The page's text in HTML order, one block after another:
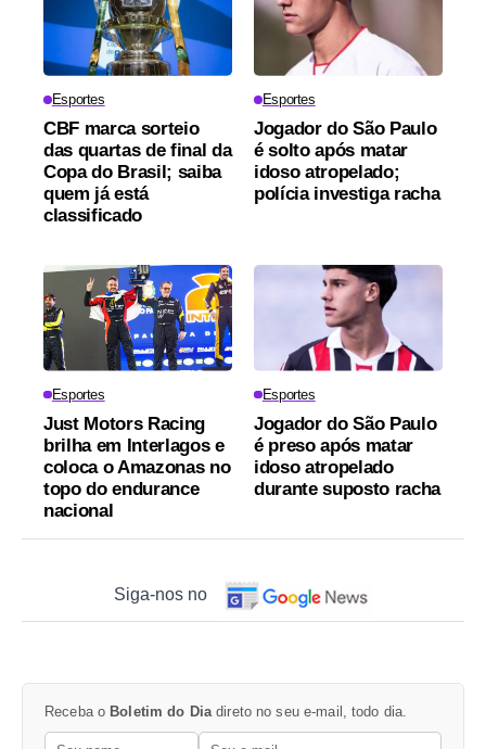
Esportes
CBF marca sorteio
das quartas de final da
Copa do Brasil; saiba
quem já está
classificado
Esportes
Jogador do São Paulo
é solto após matar
idoso atropelado;
polícia investiga racha
Esportes
Just Motors Racing
brilha em Interlagos e
coloca o Amazonas no
topo do endurance
nacional
Esportes
Jogador do São Paulo
é preso após matar
idoso atropelado
durante suposto racha
Siga-nos no
Receba o Boletim do Dia direto no seu e-mail, todo dia.